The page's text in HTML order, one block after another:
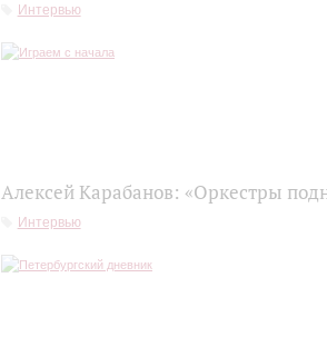
Интервью
Алексей Карабанов: «Оркестры
Интервью